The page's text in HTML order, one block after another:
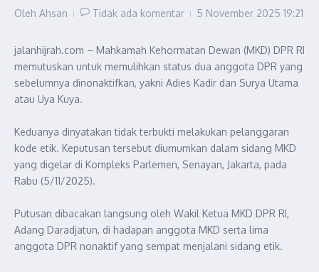
Oleh Ahsan Tidak ada komentar 5 November 2025 19:21
jalanhijrah.com – Mahkamah Kehormatan Dewan (MKD) DPR RI
memutuskan untuk memulihkan status dua anggota DPR yang
sebelumnya dinonaktifkan, yakni Adies Kadir dan Surya Utama
atau Uya Kuya.
Keduanya dinyatakan tidak terbukti melakukan pelanggaran
kode etik. Keputusan tersebut diumumkan dalam sidang MKD
yang digelar di Kompleks Parlemen, Senayan, Jakarta, pada
Rabu (5/11/2025).
Putusan dibacakan langsung oleh Wakil Ketua MKD DPR RI,
Adang Daradjatun, di hadapan anggota MKD serta lima
anggota DPR nonaktif yang sempat menjalani sidang etik.